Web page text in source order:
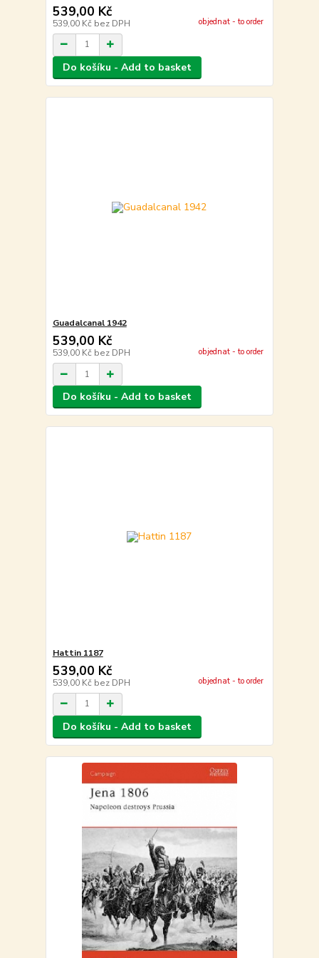
539,00 Kč
539,00 Kč bez DPH objednat - to order
Do košíku - Add to basket
Guadalcanal 1942
539,00 Kč
539,00 Kč bez DPH objednat - to order
Do košíku - Add to basket
Hattin 1187
539,00 Kč
539,00 Kč bez DPH objednat - to order
Do košíku - Add to basket